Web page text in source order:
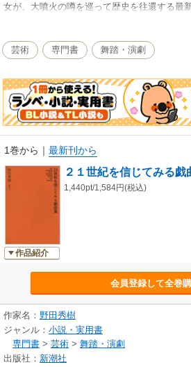
女が、大噴火の噂を巡って歴史を往還する最
芸術 専門書 舞踏・演劇
1巻から ｜ 最新刊から
作品紹介
２１世紀を信じてみる戯
1,440pt/1,584円(税込)
会員登録して全巻
作家名： 野田秀樹
ジャンル： 小説・実用書
専門書 > 芸術 > 舞踏・演劇
出版社： 新潮社